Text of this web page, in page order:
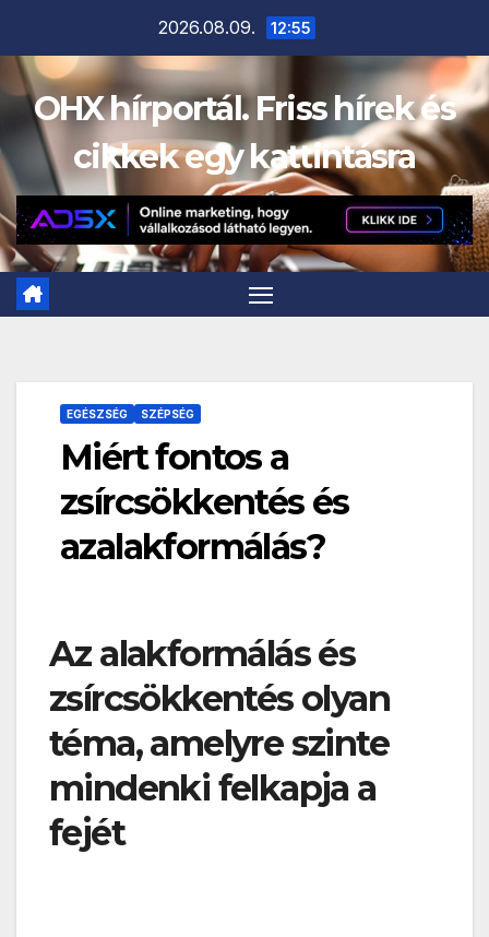
content
2026.08.09. 12:55
OHX hírportál. Friss hírek és
cikkek egy kattintásra
EGÉSZSÉG SZÉPSÉG
Miért fontos a
zsírcsökkentés és
azalakformálás?
Az alakformálás és
zsírcsökkentés olyan
téma, amelyre szinte
mindenki felkapja a
fejét